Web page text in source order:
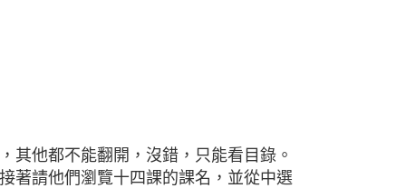
其他都不能翻開，沒錯，只能看目錄。
著請他們瀏覽十四課的課名，並從中選